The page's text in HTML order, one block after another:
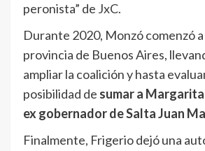
peronista” de JxC.
Durante 2020, Monzó comenzó
provincia de Buenos Aires,
ampliar la coalición y hasta
posibilidad de sumar a
ex gobernador de Salta Juan
Finalmente, Frigerio dejó una